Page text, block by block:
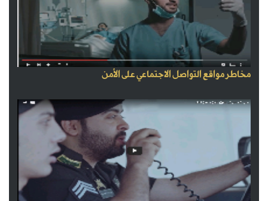
مخاطر مواقع التواصل الاجتماعي على الأمن